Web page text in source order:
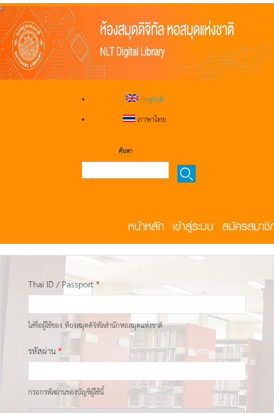
English
ภาษาไทย
ค้นหา
Thai ID / Passport*
ใส่ชื่อผู้ใช้ของ ห้องสมุดดิจิทัลสำนักหอสมุดแห่งชาติ
รหัสผ่าน*
กรอกรหัสผ่านของบัญชีผู้ใช้นี้